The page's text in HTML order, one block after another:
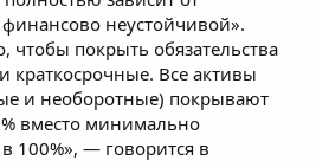
неустойчивой».
чтобы покрыть обязательства
краткосрочные. Все активы
и необоротные) покрывают
вместо минимально
100%», — говорится в